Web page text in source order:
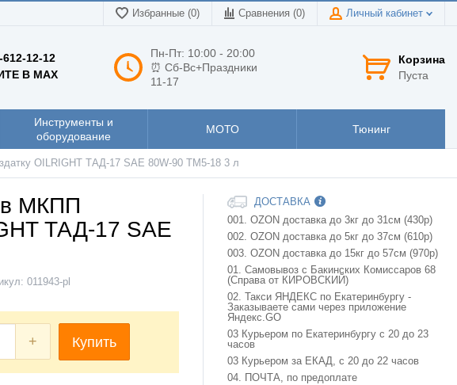
Избранные (0) Сравнения (0) Личный кабинет
612-12-12
В MAX
Пн-Пт: 10:00 - 20:00
⏰ Сб-Вс+Праздники
11-17
Корзина
Пуста
Инструменты и
оборудование
МОТО Тюнинг
OILRIGHT ТАД-17 SAE 80W-90 ТМ5-18 3 л
в МКПП
ТАД-17 SAE
011943-pl
+ Купить
ДОСТАВКА
001. OZON доставка до 3кг до 31см (430р)
002. OZON доставка до 5кг до 37см (610р)
003. OZON доставка до 15кг до 57см (970р)
01. Самовывоз с Бакинских Комиссаров 68
(Справа от КИРОВСКИЙ)
02. Такси ЯНДЕКС по Екатеринбургу -
Заказываете сами через приложение
Яндекс.GO
03 Курьером по Екатеринбургу с 20 до 23
часов
03 Курьером за ЕКАД, с 20 до 22 часов
04. ПОЧТА, по предоплате